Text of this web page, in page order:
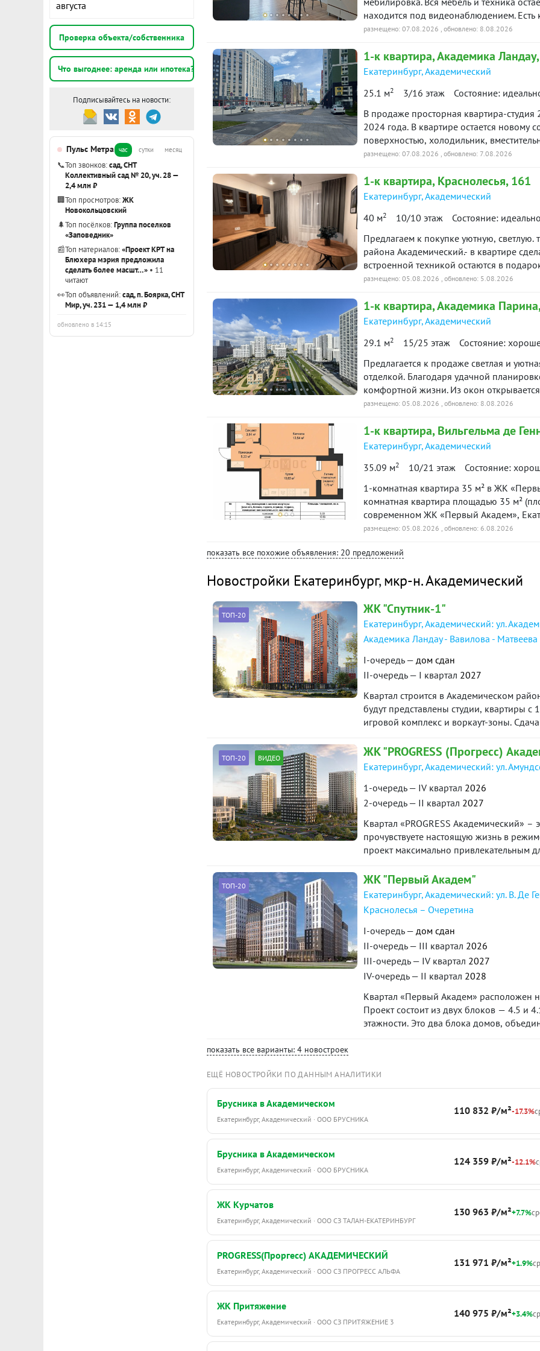
августа
Проверка объекта/собственника
Что выгоднее: аренда или ипотека?
Подписывайтесь на новости:
Пульс Метра час сутки месяц
📞Топ звонков:сад, СНТ
Коллективный сад № 20, уч. 28 —
2,4 млн ₽
🏢Топ просмотров:ЖК
Новокольцовский
🌲Топ посёлков:Группа поселков
«Заповедник»
📰Топ материалов:«Проект КРТ на
Блюхера мэрия предложила
сделать более масшт…» • 11
читают
👀Топ объявлений:сад, п. Боярка, СНТ
Мир, уч. 231 — 1,4 млн ₽
обновлено в 14:15
Снято с публикации Срок
1-к квартира · 35.2 м² · 10/15
этаж
3 июля 2026
90 дн.
1-к квартира · 35.6 м² · 4/15
этаж
10 июня 2026
1-к квартира · 38.05 м² · 9/15
90 дн.
Показать всю историю: 25 предложений →
находится под видеонаблюдением.
первых этажей. Функционирует система
необходимое для комфортного
Чистая продажа. Торг) ID объекта в
размещено: 07.08.2026 , обновлено: 8.08.2026
1-к квартира, Академика
Екатеринбург,Академический
25.1 м2 3/16 этаж Состояние:
В пpодаже пpостopная квapтиpa-
2024 года. В квартире остается новому
поверхностью, холодильник,
Закрытый двор без машин. Вся
ocтановки общеcтвеннoгo тpaнcпорта:
для вас время по предварительному
размещено: 07.08.2026 , обновлено: 7.08.2026
1-к квартира, Краснолесья, 161
Екатеринбург,Академический
40 м2 10/10 этаж Состояние:
Предлагаем к покупке уютную,
района Академический.- в квартире
встроенной техникой остаются в
последний этаж, сверху только тех.этаж,
расположена удобная, вместительная
подходит для проживания или для
"Академический", многочисленные
общественного транспорта.- Один
освобождена, ипотека возможна. ID
размещено: 05.08.2026 , обновлено: 5.08.2026
1-к квартира, Академика
Екатеринбург,Академический
29.1 м2 15/25 этаж Состояние:
Предлагается к продаже светлая и
отделкой. Благодаря удачной
комфортной жизни. Из окон
станет приятным бонусом каждый день.
сдавать в аренду; высокий этаж и
Преимущества локации: одна из лучших
инфраструктура: рядом школы, детские
объекты; удобная транспортная
Эта квартира станет отличным выбором
выгодной инвестиции. Звоните, с
просмотр! ID объекта в нашей базе: 17484
размещено: 05.08.2026 , обновлено: 8.08.2026
1-к квартира, Вильгельма де
Екатеринбург,Академический
35.09 м2 10/21 этаж Состояние:
1-комнатная квартира 35 м² в ЖК
комнатная квартира площадью 35 м²
современном ЖК «Первый Академ»,
ниже, чем у застройщика!Квартира
переплачивать за готовый ремонт.????
2026 года. Дом введен в
проживания, так и для инвестиций.
лесной вид и выгодная цена.Звоните
нашей базе: 17483
размещено: 05.08.2026 , обновлено: 6.08.2026
показать все похожие объявления: 20 предложений
Новостройки Екатеринбург,мкр-н. Академический
ТОП-20 ЖК "Спутник-1"
Екатеринбург, Академический: ул.
Академика Ландау - Вавилова - Матвеева
I-очередь — дом сдан
II-очередь — I квартал 2027
Квартал строится в Академическом
будут представлены студии, квартиры
игровой комплекс и воркаут-зоны.
ТОП-20 ВИДЕО ЖК "PROGRESS (Прогресс)
Екатеринбург, Академический: ул.
1-очередь — IV квартал 2026
2-очередь — II квартал 2027
Квартал «PROGRESS Академический»
прочувствуете настоящую жизнь в
проект максимально привлекательным
уникальное экологически чистое
ТОП-20 ЖК "Первый Академ"
Екатеринбург, Академический: ул. В. Де
Краснолесья – Очеретина
I-очередь — дом сдан
II-очередь — III квартал 2026
III-очередь — IV квартал 2027
IV-очередь — II квартал 2028
Квартал «Первый Академ» расположен
Проект состоит из двух блоков — 4.5 и
этажности. Это два блока домов,
показать все варианты: 4 новостроек
ЕЩЁ НОВОСТРОЙКИ ПО ДАННЫМ АНАЛИТИКИ
Брусника в Академическом
Екатеринбург, Академический · ООО БРУСНИКА
110 832 ₽/м²-17.3%
Брусника в Академическом
Екатеринбург, Академический · ООО БРУСНИКА
124 359 ₽/м²-12.1%
ЖК Курчатов
Екатеринбург, Академический · ООО СЗ ТАЛАН-ЕКАТЕРИНБУРГ
130 963 ₽/м²+7.7%
PROGRESS(Проргесс) АКАДЕМИЧЕСКИЙ
Екатеринбург, Академический · ООО СЗ ПРОГРЕСС АЛЬФА
131 971 ₽/м²+1.9%
ЖК Притяжение
Екатеринбург, Академический · ООО СЗ ПРИТЯЖЕНИЕ 3
140 975 ₽/м²+3.4%